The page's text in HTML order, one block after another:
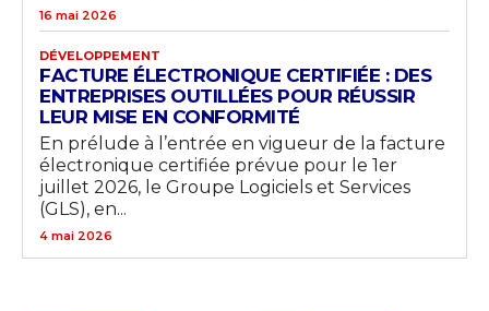
16 mai 2026
DÉVELOPPEMENT
FACTURE ÉLECTRONIQUE CERTIFIÉE : DES
ENTREPRISES OUTILLÉES POUR RÉUSSIR
LEUR MISE EN CONFORMITÉ
En prélude à l’entrée en vigueur de la facture
électronique certifiée prévue pour le 1er
juillet 2026, le Groupe Logiciels et Services
(GLS), en...
4 mai 2026